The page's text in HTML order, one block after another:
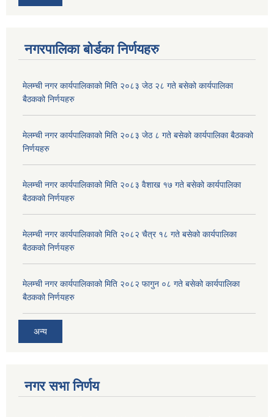
नगरपालिका बोर्डका निर्णयहरु
मेलम्ची नगर कार्यपालिकाको मिति २०८३ जेठ २८ गते बसेको कार्यपालिका
बैठकको निर्णयहरु
मेलम्ची नगर कार्यपालिकाको मिति २०८३ जेठ ८ गते बसेको कार्यपालिका बैठकको
निर्णयहरु
मेलम्ची नगर कार्यपालिकाको मिति २०८३ वैशाख १७ गते बसेको कार्यपालिका
बैठकको निर्णयहरु
मेलम्ची नगर कार्यपालिकाको मिति २०८२ चैत्र १८ गते बसेको कार्यपालिका
बैठकको निर्णयहरु
मेलम्ची नगर कार्यपालिकाको मिति २०८२ फागुन ०८ गते बसेको कार्यपालिका
बैठकको निर्णयहरु
अन्य
नगर सभा निर्णय